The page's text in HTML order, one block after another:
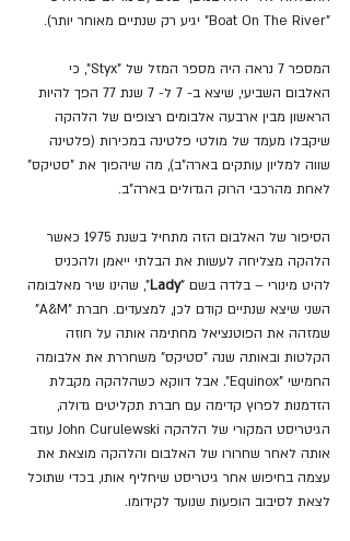
"Boat On The River" יגיע רק שנתיים מאוחר יותר).
המספר 7 נראה היה מספר המזל של "Styx", כי
האלבום השביעי, שיצא ב- 7 ל- 7 שנת 77 הפך להיות
הראשון מבין ארבעה אלבומים רצופים של הלהקה
שיקבלו מעמד של מולטי פלטינה במכירות (פלטינה
שווה למליון עותקים בארה"ב), מה שיהפוך את "סטיקס"
לאחת מהרכבי הרוק הגדולים בארה"ב.
הסיפור של האלבום הזה מתחיל בשנת 1975 כאשר
הלהקה מצליחה לעשות את הבלתי ייאמן ולהכניס
להיט מינורי – בלדה בשם "Lady", שהינו שיר מאלבומה
השני שיצא שנתיים קודם לכן, למצעדים. חברת "A&M"
שמזהה את הפוטנציאל מחתימה אותה על חוזה
הקלטות ובאותה שנה "סטיקס" משחררת את אלבומה
החמישי "Equinox"
. אבל דווקא כשהלהקה מקבלת
הזדמנות לפרוץ קדימה עם חברת תקליטים גדולה,
הגיטריסט המקורי של הלהקה John Curulewski עוזב
אותה לאחר שחרורו של האלבום והלהקה מוצאת את
עצמה בחיפוש אחר גיטריסט שיחליף אותו, בכדי שתוכל
לצאת לסיבוב הופעות שנועד לקידומו.